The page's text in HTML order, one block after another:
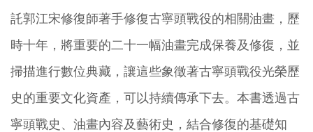
託郭江宋修復師著手修復古寧頭戰役的相關油畫，歷
時十年，將重要的二十一幅油畫完成保養及修復，並
掃描進行數位典藏，讓這些象徵著古寧頭戰役光榮歷
史的重要文化資產，可以持續傳承下去。本書透過古
寧頭戰史、油畫內容及藝術史，結合修復的基礎知